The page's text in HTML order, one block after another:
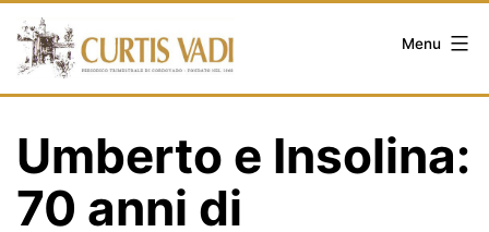
Salta
contenuto
Menu
Umberto e Insolina:
70 anni di